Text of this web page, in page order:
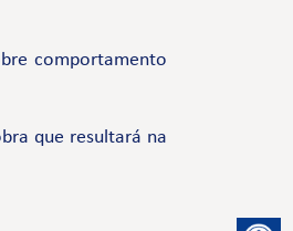
comportamento
que resultará na